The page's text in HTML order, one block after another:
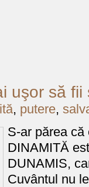
uşor să
, putere,
S-ar părea că
DINAMITĂ
DUNAMIS,
Cuvântul nu